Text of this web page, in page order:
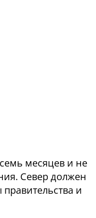
месяцев и не
Север должен
и